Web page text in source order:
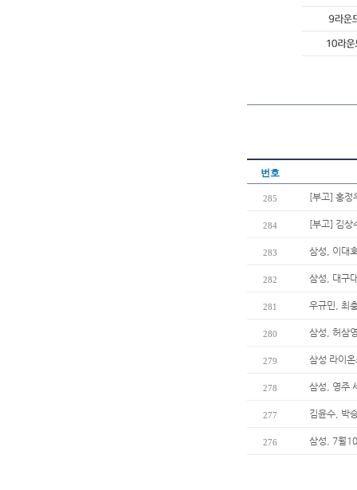
번호
285 [부고] 홍정
284 [부고] 김상
283 삼성, 이대
282 삼성, 대구
281 우규민, 최
280 삼성, 허삼
279 삼성 라이온
278 삼성, 영주
277 김윤수, 박
276 삼성, 7월10